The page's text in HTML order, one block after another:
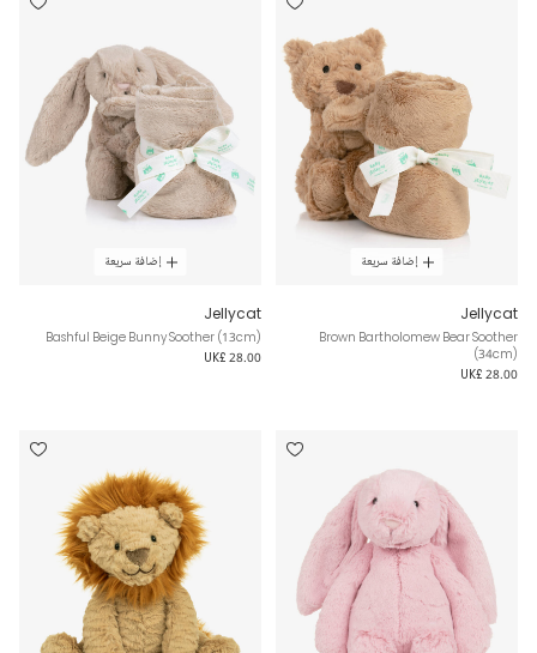
إضافة سريعة
Jellycat
Brown Bartholomew Bear Soother
(34cm)
UK£ 28.00
إضافة سريعة
Jellycat
Bashful Beige Bunny Soother (13cm)
UK£ 28.00